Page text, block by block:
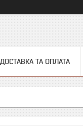
ДОСТАВКА ТА ОПЛАТА